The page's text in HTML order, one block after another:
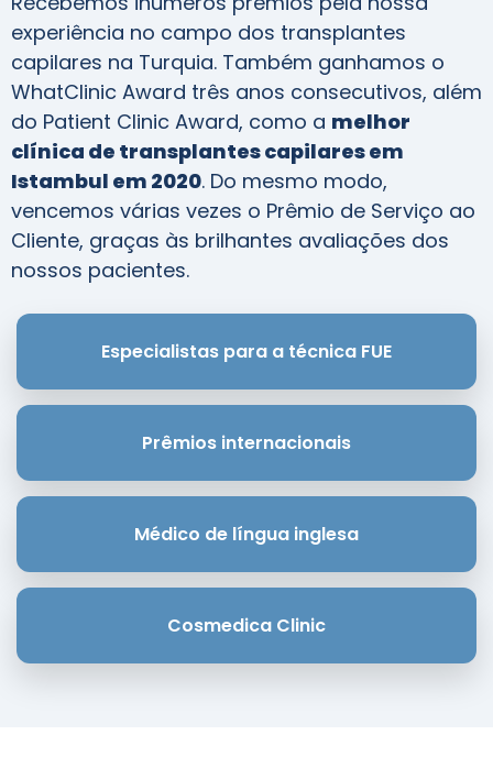
experiência no campo dos transplantes
capilares na Turquia. Também ganhamos o
WhatClinic Award três anos consecutivos, além
do Patient Clinic Award, como a melhor
clínica de transplantes capilares em
Istambul em 2020. Do mesmo modo,
vencemos várias vezes o Prêmio de Serviço ao
Cliente, graças às brilhantes avaliações dos
nossos pacientes.
Especialistas para a técnica FUE
Prêmios internacionais
Médico de língua inglesa
Cosmedica Clinic